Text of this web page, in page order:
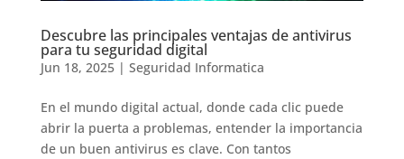
Descubre las principales ventajas de antivirus
para tu seguridad digital
Jun 18, 2025| Seguridad Informatica
En el mundo digital actual, donde cada clic puede
abrir la puerta a problemas, entender la importancia
de un buen antivirus es clave. Con tantos